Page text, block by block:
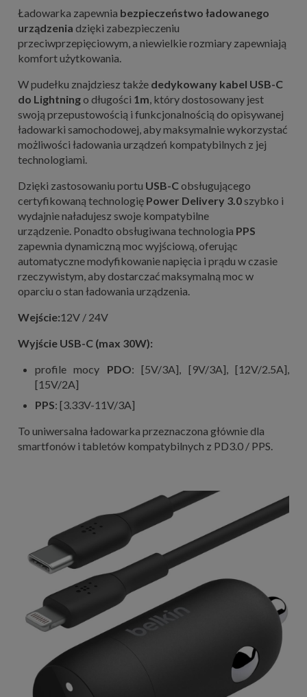
Ładowarka zapewnia bezpieczeństwo ładowanego
urządzenia dzięki zabezpieczeniu
przeciwprzepięciowym, a niewielkie rozmiary zapewniają
komfort użytkowania.
W pudełku znajdziesz także dedykowany kabel USB-C
do Lightningo długości 1m, który dostosowany jest
swoją przepustowością i funkcjonalnością do opisywanej
ładowarki samochodowej, aby maksymalnie wykorzystać
możliwości ładowania urządzeń kompatybilnych z jej
technologiami.
Dzięki zastosowaniu portu USB-Cobsługującego
certyfikowaną technologię Power Delivery 3.0szybko i
wydajnie naładujesz swoje kompatybilne
urządzenie. Ponadto obsługiwana technologia PPS
zapewnia dynamiczną moc wyjściową, oferując
automatyczne modyfikowanie napięcia i prądu w czasie
rzeczywistym, aby dostarczać maksymalną moc w
oparciu o stan ładowania urządzenia.
Wejście:12V / 24V
Wyjście USB-C (max 30W):
profile mocy PDO: [5V/3A], [9V/3A], [12V/2.5A],
[15V/2A]
PPS: [3.33V-11V/3A]
To uniwersalna ładowarka przeznaczona głównie dla
smartfonów i tabletów kompatybilnych z PD3.0 / PPS.